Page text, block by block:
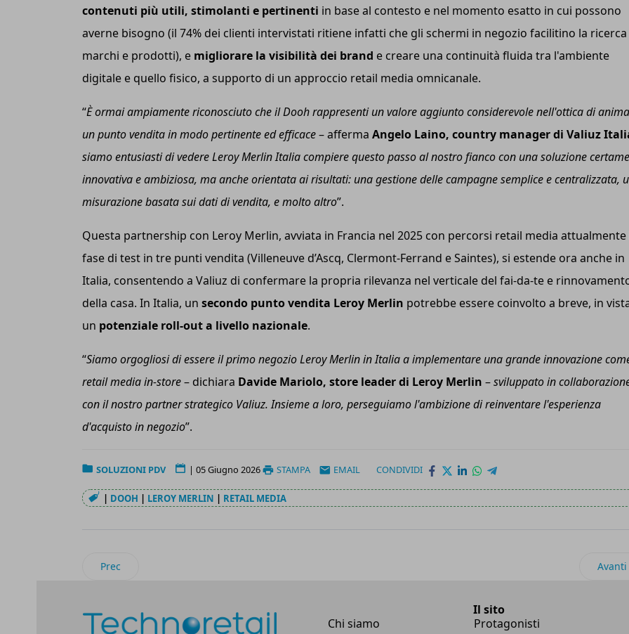
contenuti più utili, stimolanti e pertinenti in base al contesto e nel momento esatto in cui possono
averne bisogno (il 74% dei clienti intervistati ritiene infatti che gli schermi in negozio facilitino la ricerca
marchi e prodotti), e migliorare la visibilità dei brand e creare una continuità fluida tra l'ambiente
digitale e quello fisico, a supporto di un approccio retail media omnicanale.
“È ormai ampiamente riconosciuto che il Dooh rappresenti un valore aggiunto considerevole nell'ottica di
un punto vendita in modo pertinente ed efficace– afferma Angelo Laino, country manager di Valiuz
siamo entusiasti di vedere Leroy Merlin Italia compiere questo passo al nostro fianco con una soluzione
innovativa e ambiziosa, ma anche orientata ai risultati: una gestione delle campagne semplice e centralizzata,
misurazione basata sui dati di vendita, e molto altro”.
Questa partnership con Leroy Merlin, avviata in Francia nel 2025 con percorsi retail media attualmente
fase di test in tre punti vendita (Villeneuve d’Ascq, Clermont-Ferrand e Saintes), si estende ora anche in
Italia, consentendo a Valiuz di confermare la propria rilevanza nel verticale del fai-da-te e
della casa. In Italia, un secondo punto vendita Leroy Merlin potrebbe essere coinvolto a breve, in
un potenziale roll-out a livello nazionale.
“Siamo orgogliosi di essere il primo negozio Leroy Merlin in Italia a implementare una grande innovazione
retail media in-store– dichiara Davide Mariolo, store leader di Leroy Merlin –sviluppato in
con il nostro partner strategico Valiuz. Insieme a loro, perseguiamo l'ambizione di reinventare l'esperienza
d'acquisto in negozio”.
SOLUZIONI PDV | 05 Giugno 2026 STAMPA EMAIL CONDIVIDI
| DOOH | LEROY MERLIN | RETAIL MEDIA
Articolo precedente: Sensormatic Solutions lancia i tag Rfid cuciti direttamente nei capi
Prec Avanti
Il sito
Chi siamo
Protagonisti